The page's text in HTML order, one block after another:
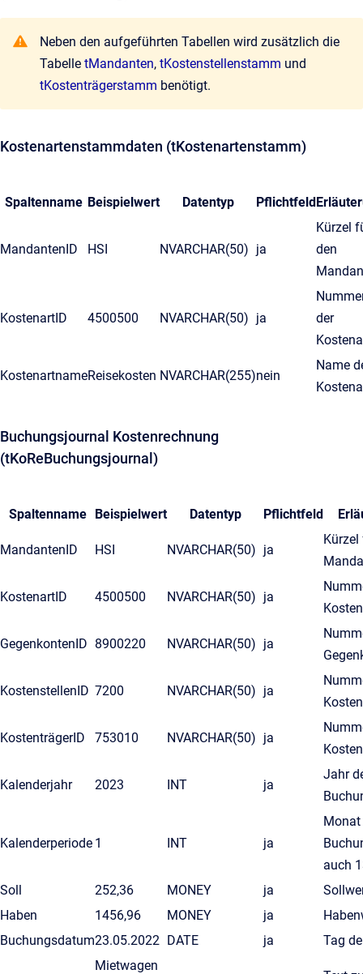
Neben den aufgeführten Tabellen wird zusätzlich die
Tabelle tMandanten, tKostenstellenstamm und
tKostenträgerstamm benötigt.
Kostenartenstammdaten (tKostenartenstamm)
Spaltenname Beispielwert Datentyp Pflichtfeld
MandantenID HSI NVARCHAR(50) ja
Kürzel
den
KostenartID 4500500 NVARCHAR(50) ja
der
KostenartnameReisekosten NVARCHAR(255)nein
Name
Buchungsjournal Kostenrechnung
(tKoReBuchungsjournal)
Spaltenname Beispielwert Datentyp Pflichtfeld
MandantenID HSI NVARCHAR(50) ja
KostenartID 4500500 NVARCHAR(50) ja
GegenkontenID 8900220 NVARCHAR(50) ja
KostenstellenID 7200 NVARCHAR(50) ja
KostenträgerID 753010 NVARCHAR(50) ja
Kalenderjahr 2023 INT ja
Jahr
Kalenderperiode 1 INT ja
Monat
auch
Soll
252,36 MONEY ja
Haben
1456,96 MONEY ja
Buchungsdatum23.05.2022 DATE ja
Tag
Mietwagen